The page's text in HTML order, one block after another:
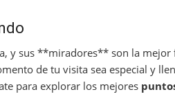
y sus **miradores** son la
de tu visita sea especial y
para explorar los mejores